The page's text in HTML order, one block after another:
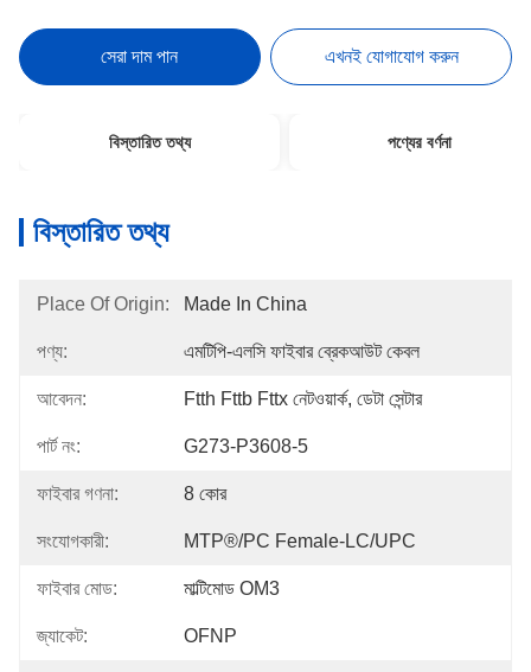
সেরা দাম পান এখনই যোগাযোগ করুন
বিস্তারিত তথ্য পণ্যের বর্ণনা
বিস্তারিত তথ্য
Place Of Origin: Made In China
পণ্য: এমটিপি-এলসি ফাইবার ব্রেকআউট কেবল
আবেদন: Ftth Fttb Fttx নেটওয়ার্ক, ডেটা সেন্টার
পার্ট নং: G273-P3608-5
ফাইবার গণনা: 8 কোর
সংযোগকারী: MTP®/PC Female-LC/UPC
ফাইবার মোড: মাল্টিমোড OM3
জ্যাকেট: OFNP